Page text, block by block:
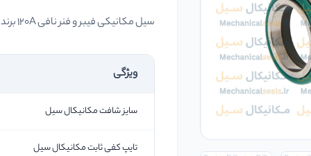
سیل مکانیکی فیبر و فنر نافی 120A برند الکو ELKO چین استیل سیلیکون وایتون سایز 16 میلیمتر
ویژگی
سایز شافت مکانیکال سیل
تایپ کفی ثابت مکانیکال سیل